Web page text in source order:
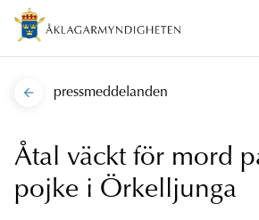
pressmeddelanden
Åtal väckt för mord
pojke i Örkelljunga